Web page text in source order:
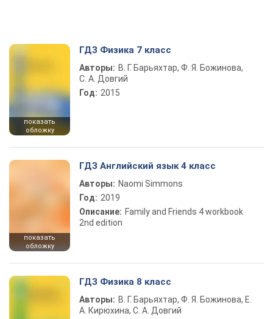
показать
обложку
ГДЗ Физика 7 класс
Авторы: В. Г. Барьяхтар, Ф. Я. Божинова,
С. А. Довгий
Год: 2015
показать
обложку
ГДЗ Английский язык 4 класс
Авторы: Naomi Simmons
Год: 2019
Описание: Family and Friends 4 workbook
2nd edition
ГДЗ Физика 8 класс
Авторы: В. Г. Барьяхтар, Ф. Я. Божинова, Е.
А. Кирюхина, С. А. Довгий